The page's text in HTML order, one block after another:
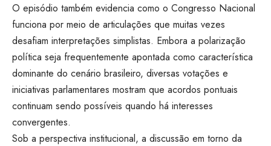
O episódio também evidencia como o Congresso Nacional
funciona por meio de articulações que muitas vezes
desafiam interpretações simplistas. Embora a polarização
política seja frequentemente apontada como característica
dominante do cenário brasileiro, diversas votações e
iniciativas parlamentares mostram que acordos pontuais
continuam sendo possíveis quando há interesses
convergentes.
Sob a perspectiva institucional, a discussão em torno da